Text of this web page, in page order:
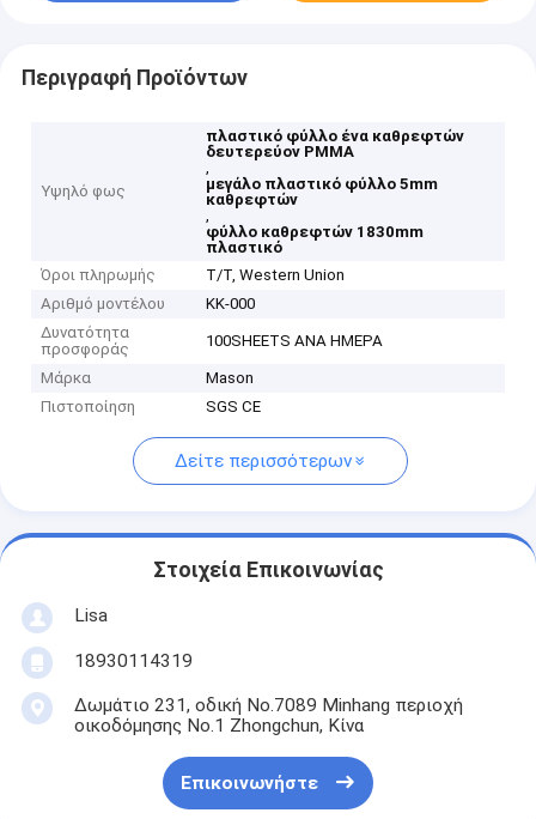
Περιγραφή Προϊόντων
Υψηλό φως
πλαστικό φύλλο ένα καθρεφτών
δευτερεύον PMMA
,
μεγάλο πλαστικό φύλλο 5mm
καθρεφτών
,
φύλλο καθρεφτών 1830mm
πλαστικό
Όροι πληρωμής
T/T, Western Union
Αριθμό μοντέλου
ΚΚ-000
Δυνατότητα
προσφοράς
100SHEETS ΑΝΑ ΗΜΕΡΑ
Μάρκα
Mason
Πιστοποίηση
SGS CE
Δείτε περισσότερων
Στοιχεία Επικοινωνίας
Lisa
18930114319
Δωμάτιο 231, οδική No.7089 Minhang περιοχή
οικοδόμησης No.1 Zhongchun, Κίνα
Επικοινωνήστε